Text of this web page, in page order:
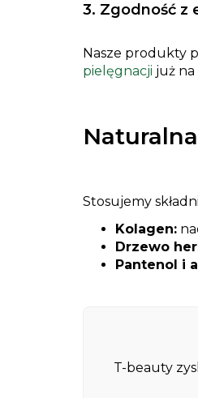
3. Zgodność z
Nasze produkty
pielęgnacji już na
Stosujemy
Kolagen:
Drzewo
Pantenol i
T-beauty